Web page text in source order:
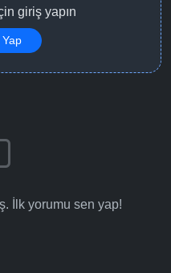
giriş yapın
İlk yorumu sen yap!